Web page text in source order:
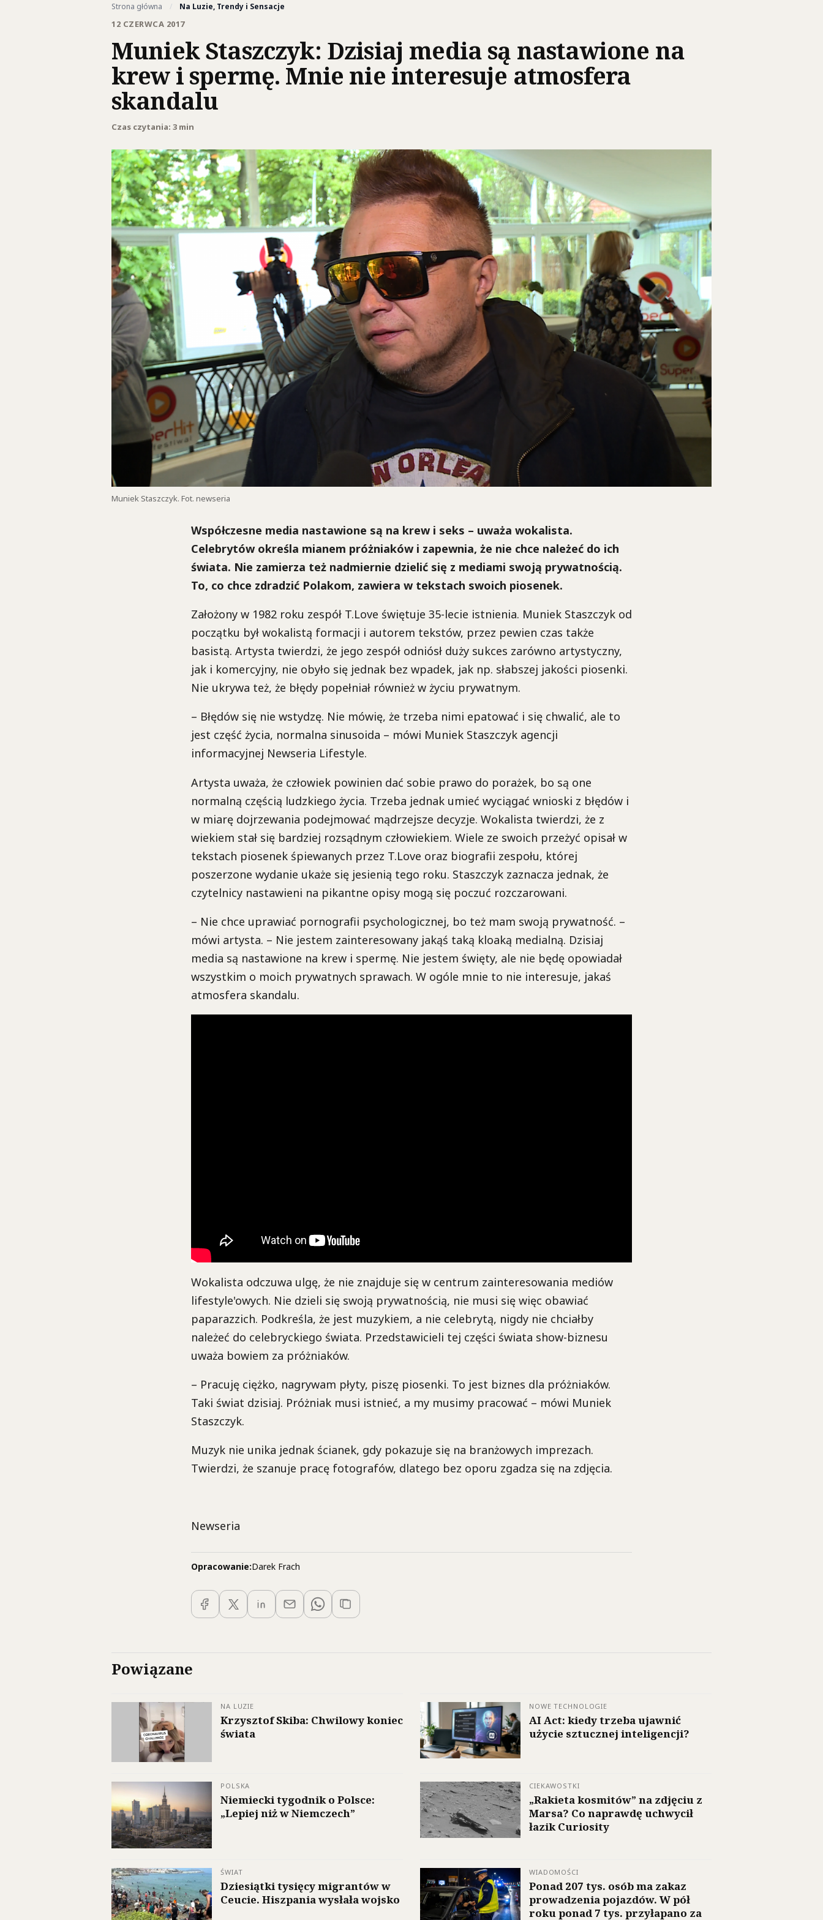
Strona główna / Na Luzie, Trendy i Sensacje
12 CZERWCA 2017
Muniek Staszczyk: Dzisiaj media są nastawione na
krew i spermę. Mnie nie interesuje atmosfera
skandalu
Czas czytania: 3 min
Muniek Staszczyk. Fot. newseria
Współczesne media nastawione są na krew i seks – uważa wokalista.
Celebrytów określa mianem próżniaków i zapewnia, że nie chce należeć do ich
świata. Nie zamierza też nadmiernie dzielić się z mediami swoją prywatnością.
To, co chce zdradzić Polakom, zawiera w tekstach swoich piosenek.
Założony w 1982 roku zespół T.Love świętuje 35-lecie istnienia. Muniek Staszczyk od
początku był wokalistą formacji i autorem tekstów, przez pewien czas także
basistą. Artysta twierdzi, że jego zespół odniósł duży sukces zarówno artystyczny,
jak i komercyjny, nie obyło się jednak bez wpadek, jak np. słabszej jakości piosenki.
Nie ukrywa też, że błędy popełniał również w życiu prywatnym.
– Błędów się nie wstydzę. Nie mówię, że trzeba nimi epatować i się chwalić, ale to
jest część życia, normalna sinusoida – mówi Muniek Staszczyk agencji
informacyjnej Newseria Lifestyle.
Artysta uważa, że człowiek powinien dać sobie prawo do porażek, bo są one
normalną częścią ludzkiego życia. Trzeba jednak umieć wyciągać wnioski z błędów i
w miarę dojrzewania podejmować mądrzejsze decyzje. Wokalista twierdzi, że z
wiekiem stał się bardziej rozsądnym człowiekiem. Wiele ze swoich przeżyć opisał w
tekstach piosenek śpiewanych przez T.Love oraz biografii zespołu, której
poszerzone wydanie ukaże się jesienią tego roku. Staszczyk zaznacza jednak, że
czytelnicy nastawieni na pikantne opisy mogą się poczuć rozczarowani.
– Nie chce uprawiać pornografii psychologicznej, bo też mam swoją prywatność. –
mówi artysta. – Nie jestem zainteresowany jakąś taką kloaką medialną. Dzisiaj
media są nastawione na krew i spermę. Nie jestem święty, ale nie będę opowiadał
wszystkim o moich prywatnych sprawach. W ogóle mnie to nie interesuje, jakaś
atmosfera skandalu.
Wokalista odczuwa ulgę, że nie znajduje się w centrum zainteresowania mediów
lifestyle'owych. Nie dzieli się swoją prywatnością, nie musi się więc obawiać
paparazzich. Podkreśla, że jest muzykiem, a nie celebrytą, nigdy nie chciałby
należeć do celebryckiego świata. Przedstawicieli tej części świata show-biznesu
uważa bowiem za próżniaków.
– Pracuję ciężko, nagrywam płyty, piszę piosenki. To jest biznes dla próżniaków.
Taki świat dzisiaj. Próżniak musi istnieć, a my musimy pracować – mówi Muniek
Staszczyk.
Muzyk nie unika jednak ścianek, gdy pokazuje się na branżowych imprezach.
Twierdzi, że szanuje pracę fotografów, dlatego bez oporu zgadza się na zdjęcia.
Newseria
Opracowanie:Darek Frach
Powiązane
NA LUZIE
Krzysztof Skiba: Chwilowy koniec
świata
NOWE TECHNOLOGIE
AI Act: kiedy trzeba ujawnić
użycie sztucznej inteligencji?
POLSKA
Niemiecki tygodnik o Polsce:
„Lepiej niż w Niemczech”
CIEKAWOSTKI
„Rakieta kosmitów” na zdjęciu z
Marsa? Co naprawdę uchwycił
łazik Curiosity
ŚWIAT
Dziesiątki tysięcy migrantów w
Ceucie. Hiszpania wysłała wojsko
WIADOMOŚCI
Ponad 207 tys. osób ma zakaz
prowadzenia pojazdów. W pół
roku ponad 7 tys. przyłapano za